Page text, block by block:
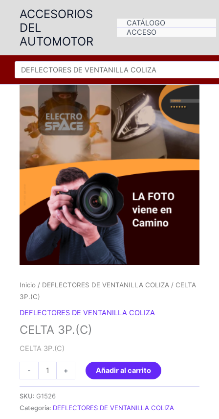
contenido
ACCESORIOS
DEL
AUTOMOTOR
CATÁLOGO
ACCESO
Inicio / DEFLECTORES DE VENTANILLA COLIZA / CELTA
3P.(C)
DEFLECTORES DE VENTANILLA COLIZA
CELTA 3P.(C)
CELTA 3P.(C)
-
3P.
+ Añadir al carrito
SKU: G1526
Categoría: DEFLECTORES DE VENTANILLA COLIZA